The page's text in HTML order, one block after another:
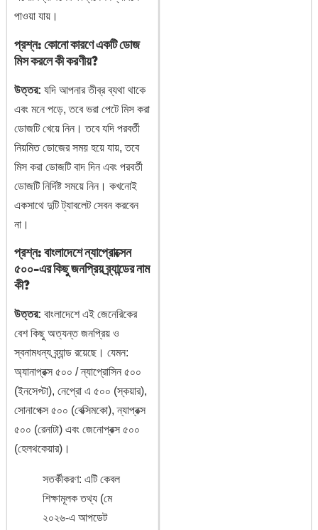
পাওয়া যায়।
প্রশ্ন: কোনো কারণে একটি ডোজ
মিস করলে কী করণীয়?
উত্তর: যদি আপনার তীব্র ব্যথা থাকে
এবং মনে পড়ে, তবে ভরা পেটে মিস করা
ডোজটি খেয়ে নিন। তবে যদি পরবর্তী
নিয়মিত ডোজের সময় হয়ে যায়, তবে
মিস করা ডোজটি বাদ দিন এবং পরবর্তী
ডোজটি নির্দিষ্ট সময়ে নিন। কখনোই
একসাথে দুটি ট্যাবলেট সেবন করবেন
না।
প্রশ্ন: বাংলাদেশে ন্যাপ্রোক্সেন
৫০০-এর কিছু জনপ্রিয় ব্র্যান্ডের নাম
কী?
উত্তর: বাংলাদেশে এই জেনেরিকের
বেশ কিছু অত্যন্ত জনপ্রিয় ও
স্বনামধন্য ব্র্যান্ড রয়েছে। যেমন:
অ্যানাপ্রক্স ৫০০ / ন্যাপ্রোসিন ৫০০
(ইনসেপ্টা), নেপ্রো এ ৫০০ (স্কয়ার),
সোনাপেক্স ৫০০ (বেক্সিমকো), ন্যাপ্রক্স
৫০০ (রেনাটা) এবং জেনোপ্রক্স ৫০০
(হেলথকেয়ার)।
সতর্কীকরণ: এটি কেবল
শিক্ষামূলক তথ্য (মে
২০২৬-এ আপডেট